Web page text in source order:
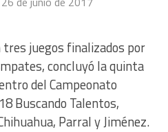
tres juegos finalizados por
concluyó la quinta
del Campeonato
Buscando Talentos,
Parral y Jiménez.